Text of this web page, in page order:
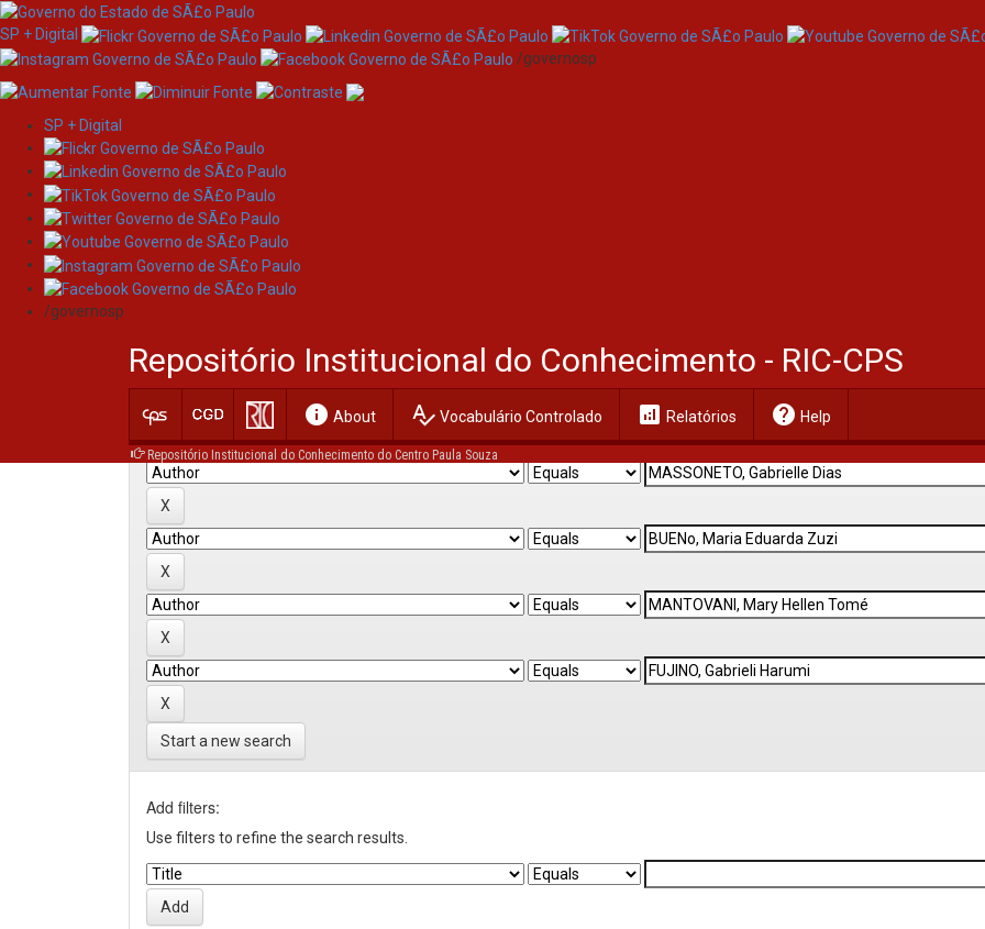
Skip
navigation
SP + Digital
/governosp
SP + Digital
/governosp
Repositório Institucional do Conhecimento - RIC-CPS
info About spellcheck Vocabulário Controlado analytics Relatórios help Help
Repositório Institucional do Conhecimento do Centro Paula Souza
Search
Current filters:
Start a new search
Add filters:
Use filters to refine the search results.